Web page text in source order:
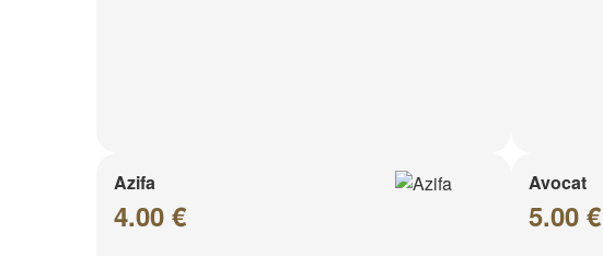
Azifa
4.00 €
Avocat
5.00 €